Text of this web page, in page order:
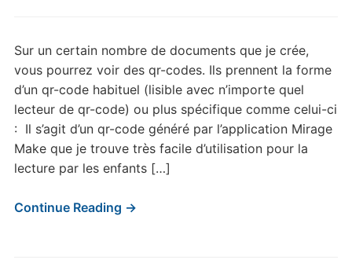
qr-
codes
Sur un certain nombre de documents que je crée,
vous pourrez voir des qr-codes. Ils prennent la forme
d’un qr-code habituel (lisible avec n’importe quel
lecteur de qr-code) ou plus spécifique comme celui-ci
: Il s’agit d’un qr-code généré par l’application Mirage
Make que je trouve très facile d’utilisation pour la
lecture par les enfants […]
Continue Reading →